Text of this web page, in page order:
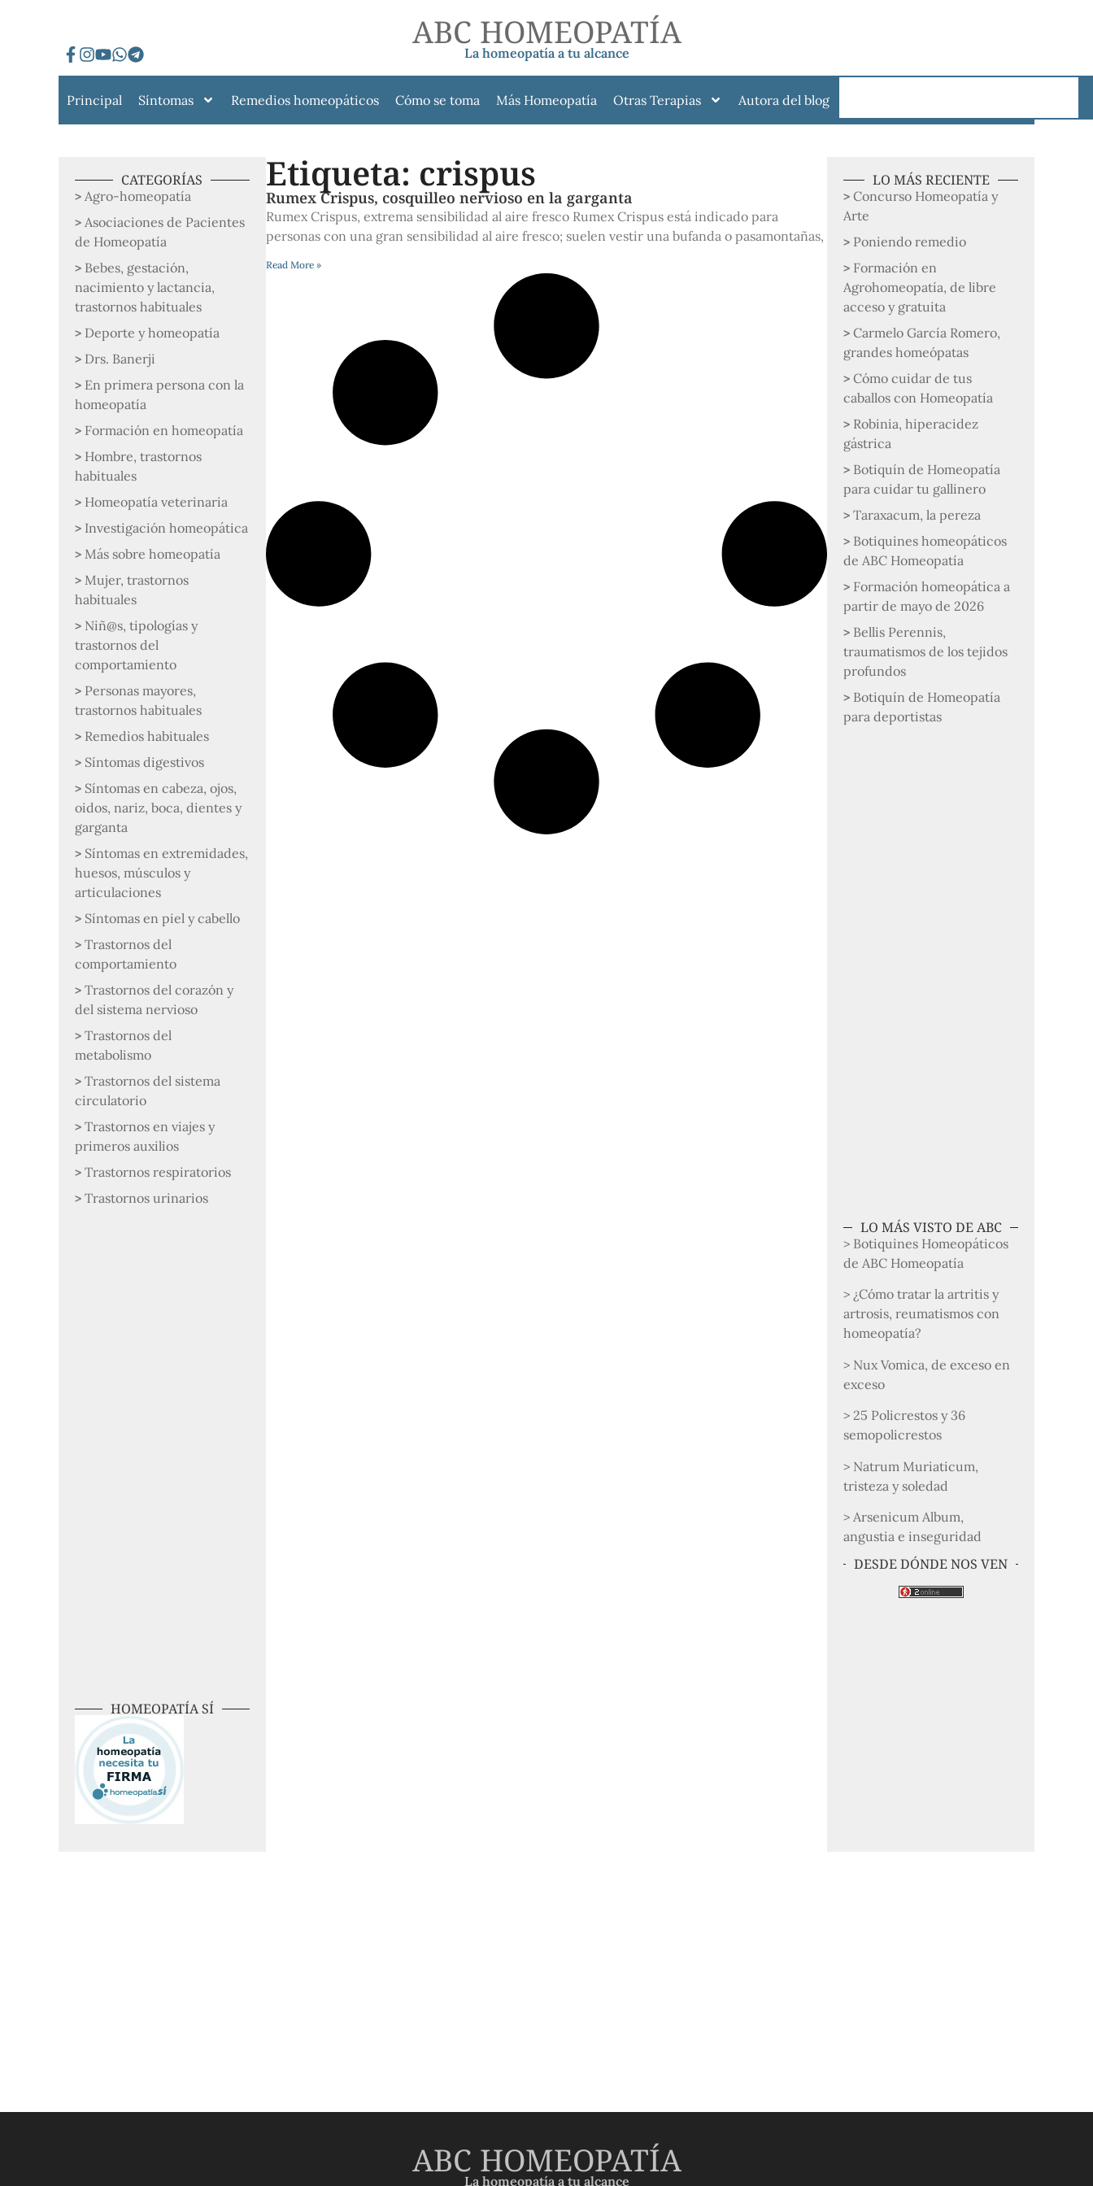
ABC HOMEOPATÍA
La homeopatía a tu alcance
Principal Síntomas Remedios homeopáticos Cómo se toma Más Homeopatía Otras Terapias Autora del blog
CATEGORÍAS
Agro-homeopatía
Asociaciones de Pacientes
de Homeopatía
Bebes, gestación,
nacimiento y lactancia,
trastornos habituales
Deporte y homeopatía
Drs. Banerji
En primera persona con la
homeopatía
Formación en homeopatía
Hombre, trastornos
habituales
Homeopatía veterinaria
Investigación homeopática
Más sobre homeopatía
Mujer, trastornos
habituales
Niñ@s, tipologías y
trastornos del
comportamiento
Personas mayores,
trastornos habituales
Remedios habituales
Síntomas digestivos
Síntomas en cabeza, ojos,
oidos, nariz, boca, dientes y
garganta
Síntomas en extremidades,
huesos, músculos y
articulaciones
Síntomas en piel y cabello
Trastornos del
comportamiento
Trastornos del corazón y
del sistema nervioso
Trastornos del
metabolismo
Trastornos del sistema
circulatorio
Trastornos en viajes y
primeros auxilios
Trastornos respiratorios
Trastornos urinarios
HOMEOPATÍA SÍ
Etiqueta: crispus
Rumex Crispus, cosquilleo nervioso en la garganta
Rumex Crispus, extrema sensibilidad al aire fresco Rumex Crispus está indicado para
personas con una gran sensibilidad al aire fresco; suelen vestir una bufanda o pasamontañas,
Read More »
LO MÁS RECIENTE
Concurso Homeopatía y
Arte
Poniendo remedio
Formación en
Agrohomeopatía, de libre
acceso y gratuita
Carmelo García Romero,
grandes homeópatas
Cómo cuidar de tus
caballos con Homeopatía
Robinia, hiperacidez
gástrica
Botiquín de Homeopatía
para cuidar tu gallinero
Taraxacum, la pereza
Botiquines homeopáticos
de ABC Homeopatía
Formación homeopática a
partir de mayo de 2026
Bellis Perennis,
traumatismos de los tejidos
profundos
Botiquín de Homeopatía
para deportistas
LO MÁS VISTO DE ABC
> Botiquines Homeopáticos
de ABC Homeopatía
> ¿Cómo tratar la artritis y
artrosis, reumatismos con
homeopatía?
> Nux Vomica, de exceso en
exceso
> 25 Policrestos y 36
semopolicrestos
> Natrum Muriaticum,
tristeza y soledad
> Arsenicum Album,
angustia e inseguridad
DESDE DÓNDE NOS VEN
ABC HOMEOPATÍA
La homeopatía a tu alcance